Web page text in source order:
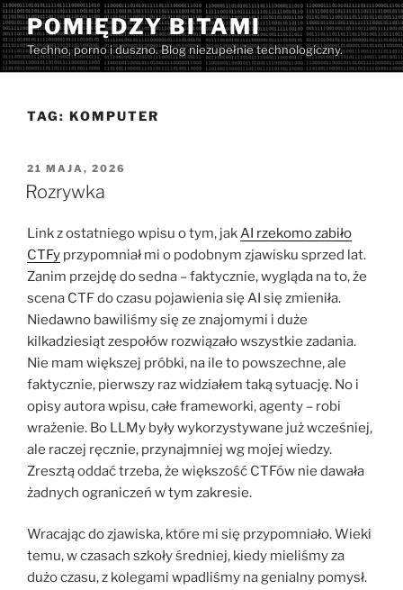
Przejdź
do
treści
POMIĘDZY BITAMI
Techno, porno i duszno. Blog niezupełnie technologiczny.
TAG: KOMPUTER
OPUBLIKOWANE
W
21 MAJA, 2026
Rozrywka
Link z ostatniego wpisu o tym, jakAI rzekomo zabiło
CTFy przypomniał mi o podobnym zjawisku sprzed lat.
Zanim przejdę do sedna – faktycznie, wygląda na to, że
scena CTF do czasu pojawienia się AI się zmieniła.
Niedawno bawiliśmy się ze znajomymi i duże
kilkadziesiąt zespołów rozwiązało wszystkie zadania.
Nie mam większej próbki, na ile to powszechne, ale
faktycznie, pierwszy raz widziałem taką sytuację. No i
opisy autora wpisu, całe frameworki, agenty – robi
wrażenie. Bo LLMy były wykorzystywane już wcześniej,
ale raczej ręcznie, przynajmniej wg mojej wiedzy.
Zresztą oddać trzeba, że większość CTFów nie dawała
żadnych ograniczeń w tym zakresie.
Wracając do zjawiska, które mi się przypomniało. Wieki
temu, w czasach szkoły średniej, kiedy mieliśmy za
dużo czasu, z kolegami wpadliśmy na genialny pomysł.